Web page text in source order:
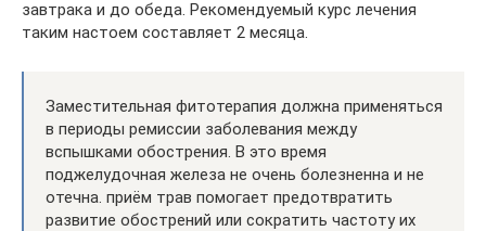
завтрака и до обеда. Рекомендуемый курс лечения
таким настоем составляет 2 месяца.
Заместительная фитотерапия должна применяться
в периоды ремиссии заболевания между
вспышками обострения. В это время
поджелудочная железа не очень болезненна и не
отечна. приём трав помогает предотвратить
развитие обострений или сократить частоту их